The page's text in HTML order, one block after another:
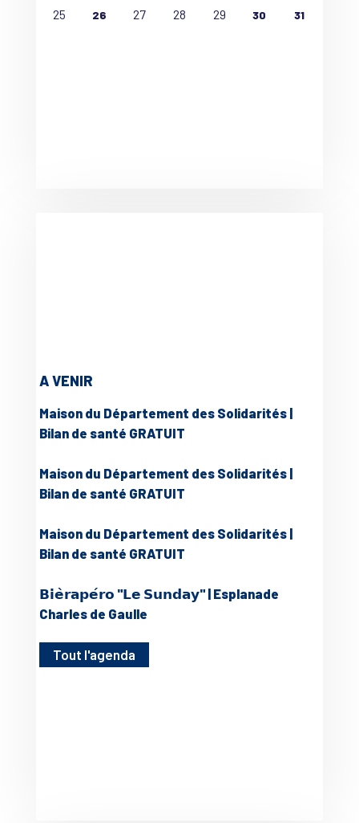
25 26 27 28 29 30 31
A VENIR
Maison du Département des Solidarités |
Bilan de santé GRATUIT
Maison du Département des Solidarités |
Bilan de santé GRATUIT
Maison du Département des Solidarités |
Bilan de santé GRATUIT
𝗕𝗶𝗲̀𝗿𝗮𝗽𝗲́𝗿𝗼 "𝗟𝗲 𝗦𝘂𝗻𝗱𝗮𝘆" | Esplanade
Charles de Gaulle
Tout l'agenda